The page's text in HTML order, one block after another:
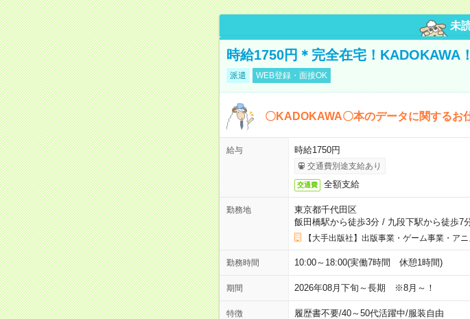
未
時給1750円＊完全在宅！KADOKAWA
派遣 WEB登録・面接OK
〇KADOKAWA〇本のデータに関するお
給与 時給1750円
交通費別途支給あり
交通費 全額支給
勤務地
東京都千代田区
飯田橋駅から徒歩3分/ 九段下駅から徒歩7
【大手出版社】出版事業・ゲーム事業・ア
勤務時間 10:00～18:00(実働7時間 休憩1時間)
期間 2026年08月下旬～長期 ※8月～！
特徴 履歴書不要/40～50代活躍中/服装自由